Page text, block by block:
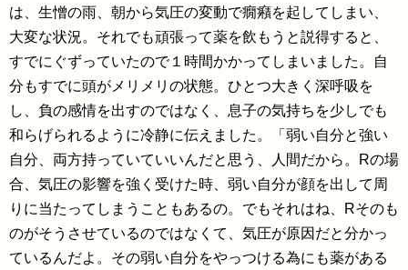
は、生憎の雨、朝から気圧の変動で癇癪を起してしまい、
大変な状況。それでも頑張って薬を飲もうと説得すると、
すでにぐずっていたので１時間かかってしまいました。自
分もすでに頭がメリメリの状態。ひとつ大きく深呼吸を
し、負の感情を出すのではなく、息子の気持ちを少しでも
和らげられるように冷静に伝えました。「弱い自分と強い
自分、両方持っていていいんだと思う、人間だから。Rの場
合、気圧の影響を強く受けた時、弱い自分が顔を出して周
りに当たってしまうこともあるの。でもそれはね、Rそのも
のがそうさせているのではなくて、気圧が原因だと分かっ
ているんだよ。その弱い自分をやっつける為にも薬がある